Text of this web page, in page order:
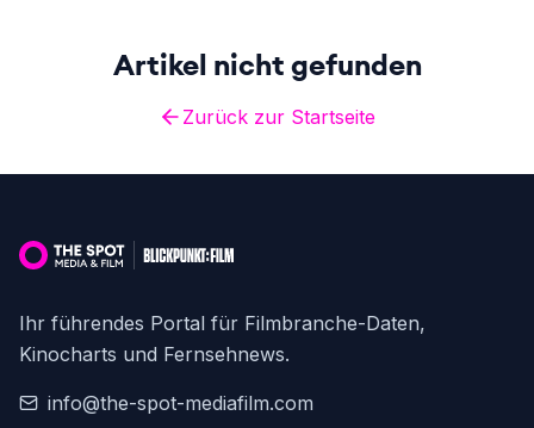
Artikel nicht gefunden
Zurück zur Startseite
Ihr führendes Portal für Filmbranche-Daten,
Kinocharts und Fernsehnews.
info@the-spot-mediafilm.com